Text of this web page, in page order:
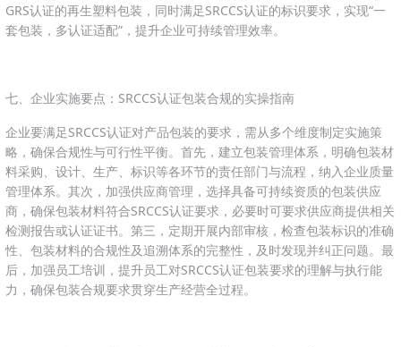
GRS认证的再生塑料包装，同时满足SRCCS认证的标识要求，实现“一
套包装，多认证适配”，提升企业可持续管理效率。
七、企业实施要点：SRCCS认证包装合规的实操指南
企业要满足SRCCS认证对产品包装的要求，需从多个维度制定实施策
略，确保合规性与可行性平衡。首先，建立包装管理体系，明确包装材
料采购、设计、生产、标识等各环节的责任部门与流程，纳入企业质量
管理体系。其次，加强供应商管理，选择具备可持续资质的包装供应
商，确保包装材料符合SRCCS认证要求，必要时可要求供应商提供相关
检测报告或认证证书。第三，定期开展内部审核，检查包装标识的准确
性、包装材料的合规性及追溯体系的完整性，及时发现并纠正问题。最
后，加强员工培训，提升员工对SRCCS认证包装要求的理解与执行能
力，确保包装合规要求贯穿生产经营全过程。